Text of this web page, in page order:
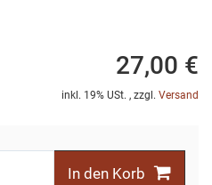
27,00 €
inkl. 19% USt. , zzgl. Versand
In den Korb